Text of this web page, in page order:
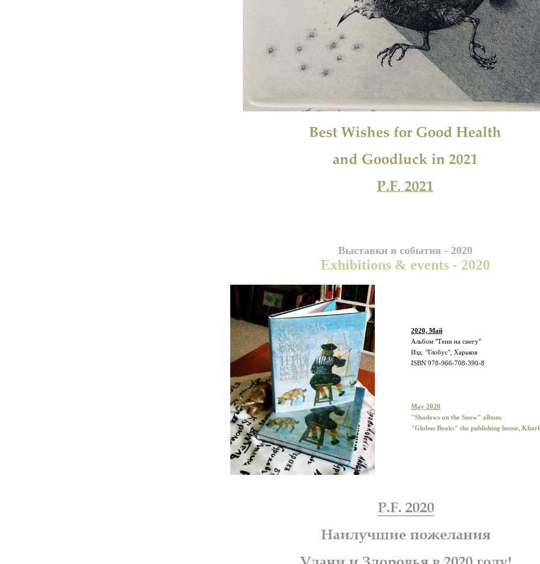
Выставки и события - 2020
Exhibitions & events - 2020
2020, Май
Альбом "Тени на снегу"
Изд. "Глобус", Харьков
ISBN 978-966-708-390-8
May 2020
"Shadows on the Snow" album.
"Globus Books" the publishing house,